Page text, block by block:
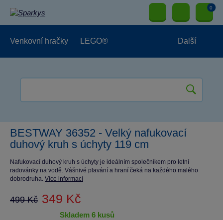
0
Venkovní hračky LEGO® Další
BESTWAY 36352 - Velký nafukovací
duhový kruh s úchyty 119 cm
Nafukovací duhový kruh s úchyty je ideálním společníkem pro letní
radovánky na vodě. Vášnivé plavání a hraní čeká na každého malého
dobrodruha. Více informací
499 Kč 349 Kč
skladem 6 kusů